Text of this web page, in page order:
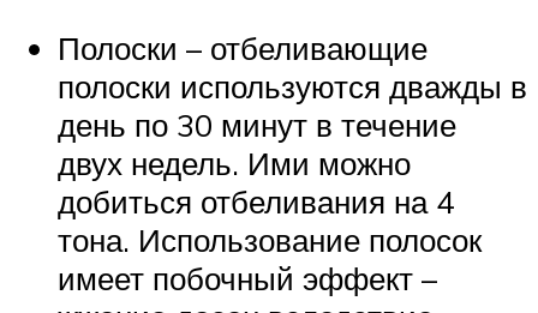
Полоски – отбеливающие
полоски используются дважды в
день по 30 минут в течение
двух недель. Ими можно
добиться отбеливания на 4
тона. Использование полосок
имеет побочный эффект –